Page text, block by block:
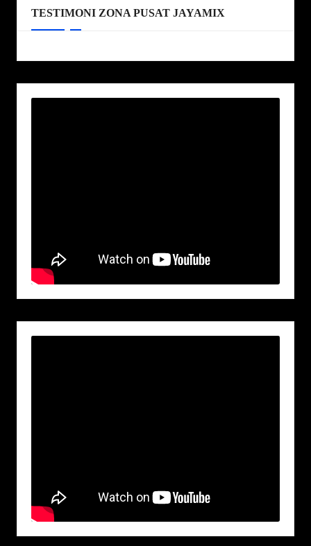
TESTIMONI ZONA PUSAT JAYAMIX